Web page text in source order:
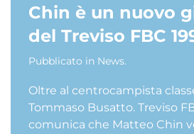
Chin è un nuovo
del Treviso FBC
Pubblicato in News.
Oltre al centrocampista
Tommaso Busatto. Treviso
comunica che Matteo Chin